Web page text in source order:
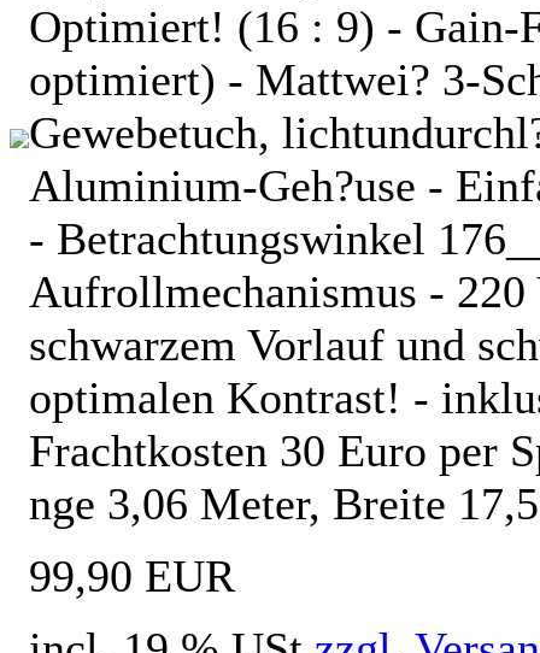
Optimiert! (16 : 9) - Gain-
optimiert) - Mattwei? 3-
Gewebetuch,
Aluminium-Geh?use -
- Betrachtungswinkel
Aufrollmechanismus -
schwarzem Vorlauf und
optimalen Kontrast! -
Frachtkosten 30 Euro per
nge 3,06 Meter, Breite
99,90 EUR